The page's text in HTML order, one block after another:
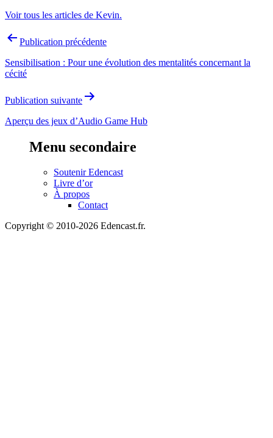
Voir tous les articles de Kevin.
Navigation
l’article
Publication précédente
Sensibilisation : Pour une évolution des mentalités concernant la
cécité
Publication suivante
Aperçu des jeux d’Audio Game Hub
Menu secondaire
Soutenir Edencast
Livre d’or
À propos
Contact
Copyright © 2010-2026 Edencast.fr.